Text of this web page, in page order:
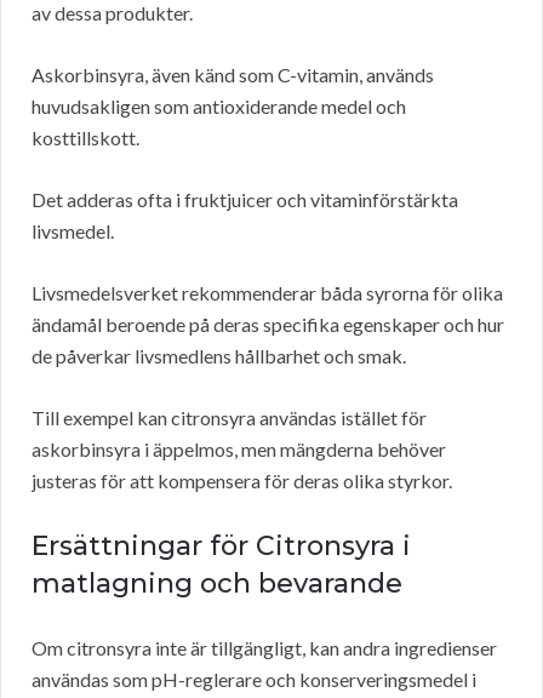
av dessa produkter.
Askorbinsyra, även känd som C-vitamin, används
huvudsakligen som antioxiderande medel och
kosttillskott.
Det adderas ofta i fruktjuicer och vitaminförstärkta
livsmedel.
Livsmedelsverket rekommenderar båda syrorna för olika
ändamål beroende på deras specifika egenskaper och hur
de påverkar livsmedlens hållbarhet och smak.
Till exempel kan citronsyra användas istället för
askorbinsyra i äppelmos, men mängderna behöver
justeras för att kompensera för deras olika styrkor.
Ersättningar för Citronsyra i
matlagning och bevarande
Om citronsyra inte är tillgängligt, kan andra ingredienser
användas som pH-reglerare och konserveringsmedel i